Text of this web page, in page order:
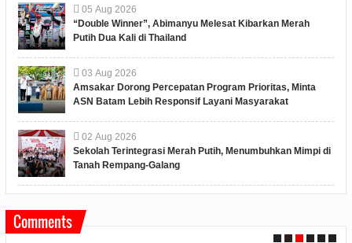
05 Aug 2026
“Double Winner”, Abimanyu Melesat Kibarkan Merah
Putih Dua Kali di Thailand
03 Aug 2026
Amsakar Dorong Percepatan Program Prioritas, Minta
ASN Batam Lebih Responsif Layani Masyarakat
02 Aug 2026
Sekolah Terintegrasi Merah Putih, Menumbuhkan Mimpi di
Tanah Rempang-Galang
Comments